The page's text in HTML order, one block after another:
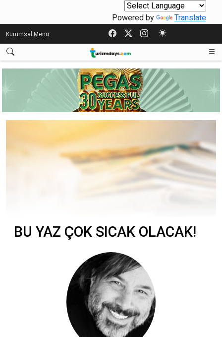
Powered by Translate
Kurumsal Menü
BU YAZ ÇOK SICAK OLACAK!